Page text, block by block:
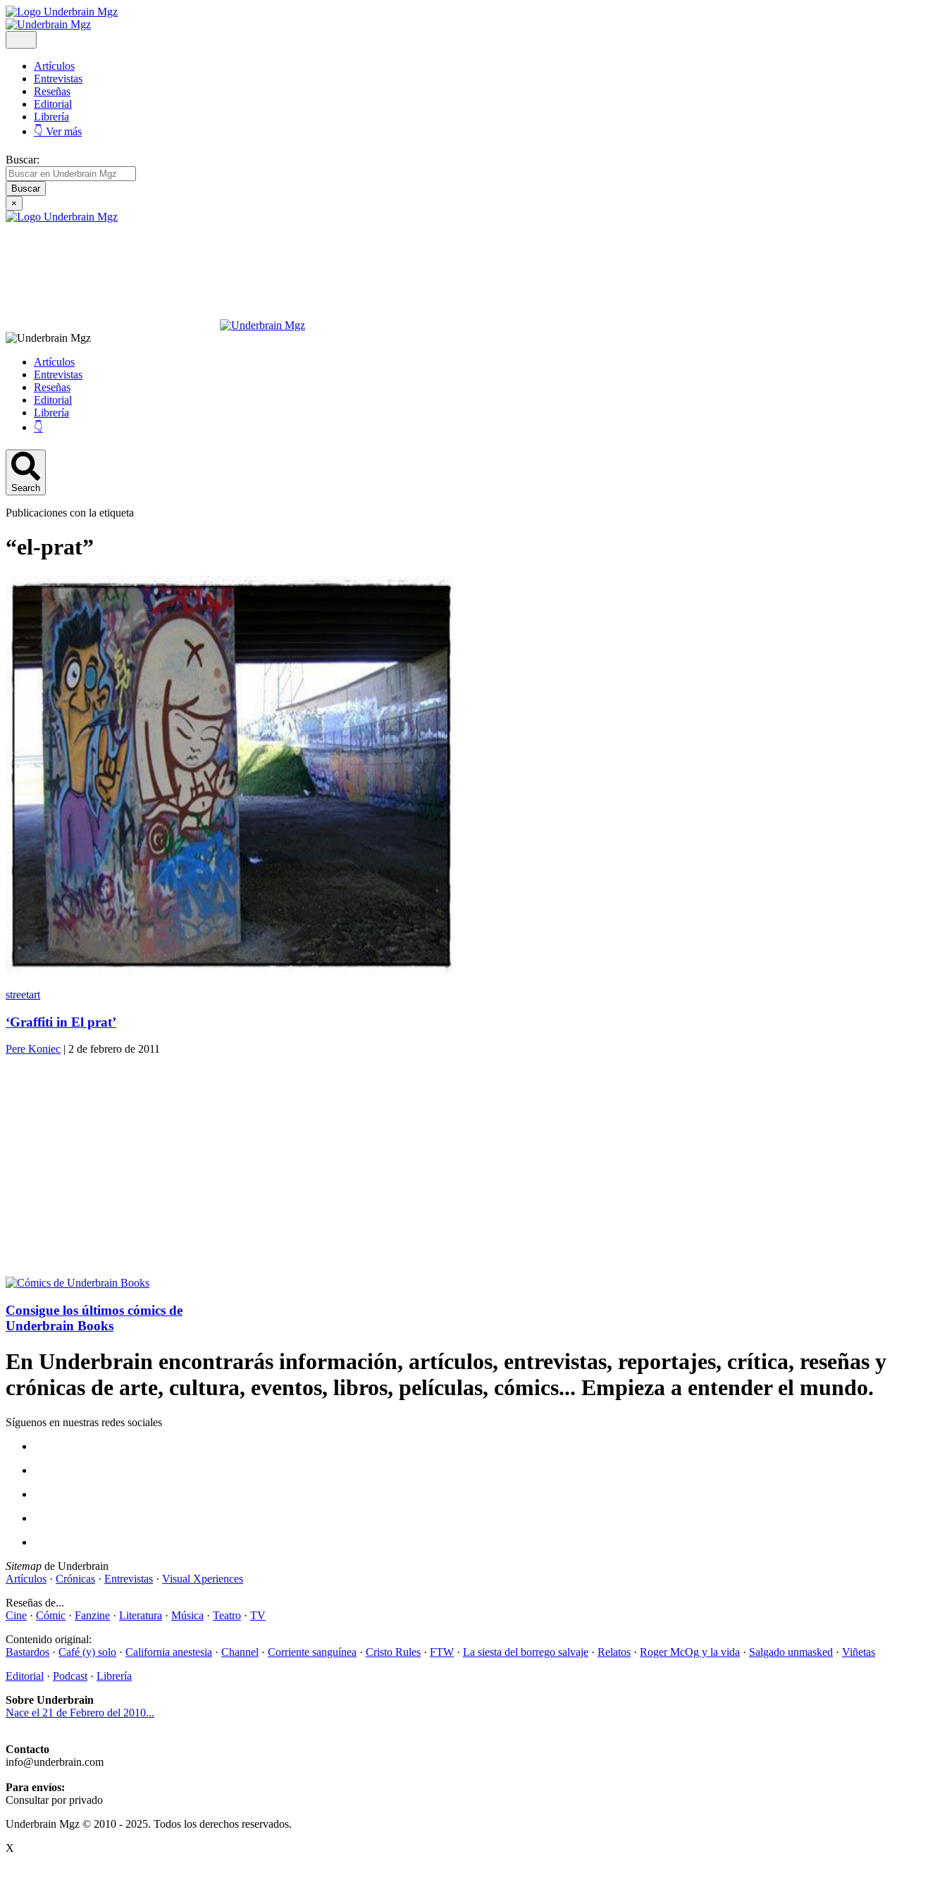
Artículos
Entrevistas
Reseñas
Editorial
Librería
👇 Ver más
Buscar:
×
Artículos
Entrevistas
Reseñas
Editorial
Librería
👇
Search
Publicaciones con la etiqueta
“el-prat”
streetart
‘Graffiti in El prat’
Pere Koniec | 2 de febrero de 2011
Consigue los últimos cómics de
Underbrain Books
En Underbrain encontrarás información, artículos, entrevistas, reportajes, crítica, reseñas y
crónicas de arte, cultura, eventos, libros, películas, cómics... Empieza a entender el mundo.
Síguenos en nuestras redes sociales
Sitemap de Underbrain
Artículos · Crónicas · Entrevistas · Visual Xperiences
Reseñas de...
Cine · Cómic · Fanzine · Literatura · Música · Teatro · TV
Contenido original:
Bastardos · Café (y) solo · California anestesia · Channel · Corriente sanguínea · Cristo Rules · FTW · La siesta del borrego salvaje · Relatos · Roger McOg y la vida · Salgado unmasked · Viñetas
Editorial · Podcast · Librería
Sobre Underbrain
Nace el 21 de Febrero del 2010...
Contacto
info@underbrain.com
Para envíos:
Consultar por privado
Underbrain Mgz © 2010 - 2025. Todos los derechos reservados.
X